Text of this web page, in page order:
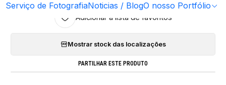
Serviço de FotografiaNoticias / BlogO nosso Portfólio
Adicionar à lista de favoritos
Mostrar stock das localizações
PARTILHAR ESTE PRODUTO